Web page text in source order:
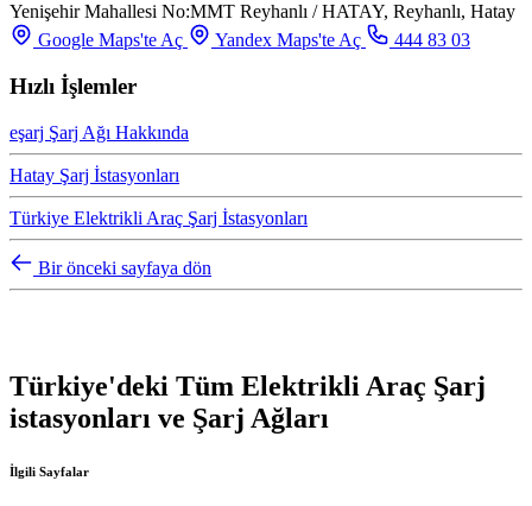
Yenişehir Mahallesi No:MMT Reyhanlı / HATAY, Reyhanlı, Hatay
Google Maps'te Aç
Yandex Maps'te Aç 444 83 03
Hızlı İşlemler
eşarj Şarj Ağı Hakkında
Hatay Şarj İstasyonları
Türkiye Elektrikli Araç Şarj İstasyonları
Bir önceki sayfaya dön
Türkiye'deki Tüm Elektrikli Araç Şarj
istasyonları ve Şarj Ağları
İlgili Sayfalar